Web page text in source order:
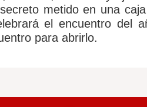
metido en una
el encuentro del
para abrirlo.